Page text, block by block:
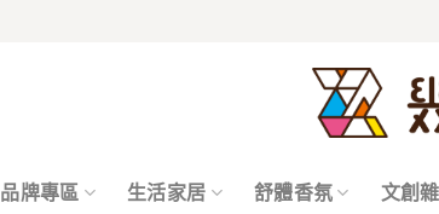
品牌專區 生活家居 舒體香氛 文創